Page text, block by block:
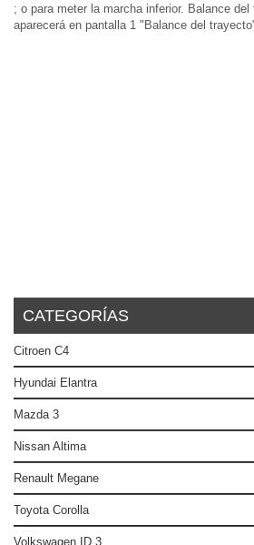
; o para meter la marcha inferior. Balance
aparecerá en pantalla 1 "Balance del
CATEGORÍAS
Citroen C4
Hyundai Elantra
Mazda 3
Nissan Altima
Renault Megane
Toyota Corolla
Volkswagen ID.3